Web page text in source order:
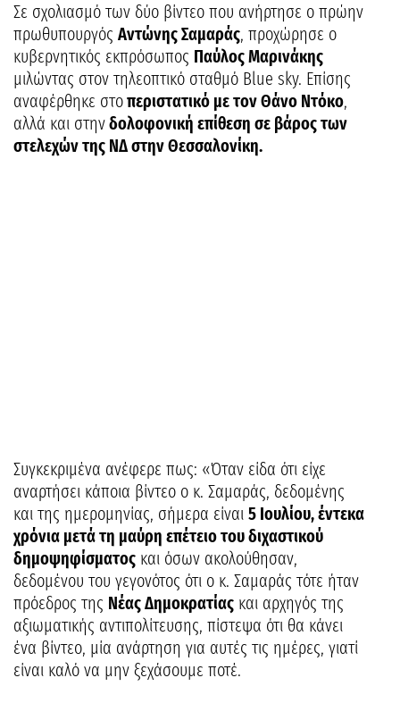
Σε σχολιασμό των δύο βίντεο που ανήρτησε ο πρώην
πρωθυπουργός Αντώνης Σαμαράς, προχώρησε ο
κυβερνητικός εκπρόσωπος Παύλος Μαρινάκης
μιλώντας στον τηλεοπτικό σταθμό Blue sky. Επίσης
αναφέρθηκε στοπεριστατικό με τον Θάνο Ντόκο,
αλλά και στηνδολοφονική επίθεση σε βάρος των
στελεχών της ΝΔ στην Θεσσαλονίκη.
Συγκεκριμένα ανέφερε πως: «Όταν είδα ότι είχε
αναρτήσει κάποια βίντεο ο κ. Σαμαράς, δεδομένης
και της ημερομηνίας, σήμερα είναι 5 Ιουλίου, έντεκα
χρόνια μετά τη μαύρη επέτειο του διχαστικού
δημοψηφίσματος και όσων ακολούθησαν,
δεδομένου του γεγονότος ότι ο κ. Σαμαράς τότε ήταν
πρόεδρος της Νέας Δημοκρατίας και αρχηγός της
αξιωματικής αντιπολίτευσης, πίστεψα ότι θα κάνει
ένα βίντεο, μία ανάρτηση για αυτές τις ημέρες, γιατί
είναι καλό να μην ξεχάσουμε ποτέ.